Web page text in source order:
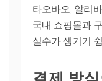
타오바오, 알리
국내 쇼핑몰과
실수가 생기기